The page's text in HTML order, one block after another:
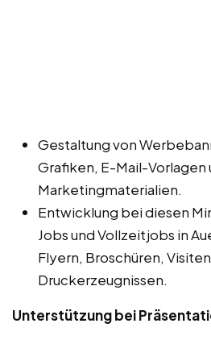
Gestaltung von
Grafiken, E-Mail-Vorlagen
Marketingmaterialien.
Entwicklung bei diesen
Jobs und Vollzeitjobs in
Flyern, Broschüren,
Druckerzeugnissen.
Unterstützung bei